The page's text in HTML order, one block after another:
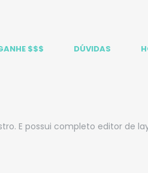
$$$ DÚVIDAS
E possui completo editor de